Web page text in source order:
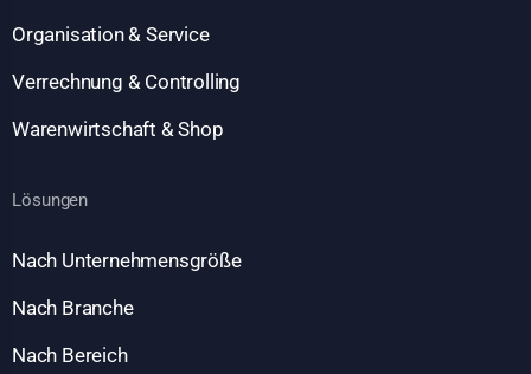
Organisation & Service
Verrechnung & Controlling
Warenwirtschaft & Shop
Lösungen
Nach Unternehmensgröße
Nach Branche
Nach Bereich